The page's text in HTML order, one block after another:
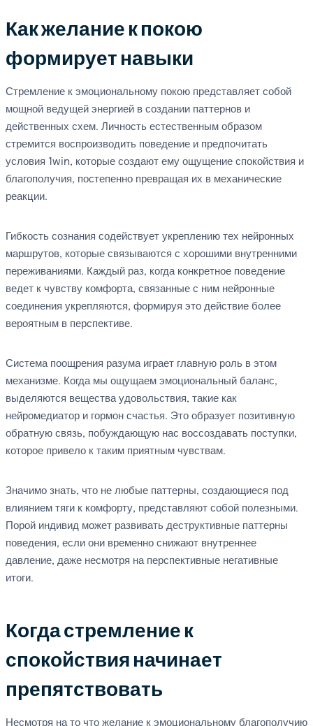
Как желание к покою
формирует навыки
Стремление к эмоциональному покою представляет собой
мощной ведущей энергией в создании паттернов и
действенных схем. Личность естественным образом
стремится воспроизводить поведение и предпочитать
условия 1win, которые создают ему ощущение спокойствия и
благополучия, постепенно превращая их в механические
реакции.
Гибкость сознания содействует укреплению тех нейронных
маршрутов, которые связываются с хорошими внутренними
переживаниями. Каждый раз, когда конкретное поведение
ведет к чувству комфорта, связанные с ним нейронные
соединения укрепляются, формируя это действие более
вероятным в перспективе.
Система поощрения разума играет главную роль в этом
механизме. Когда мы ощущаем эмоциональный баланс,
выделяются вещества удовольствия, такие как
нейромедиатор и гормон счастья. Это образует позитивную
обратную связь, побуждающую нас воссоздавать поступки,
которое привело к таким приятным чувствам.
Значимо знать, что не любые паттерны, создающиеся под
влиянием тяги к комфорту, представляют собой полезными.
Порой индивид может развивать деструктивные паттерны
поведения, если они временно снижают внутреннее
давление, даже несмотря на перспективные негативные
итоги.
Когда стремление к
спокойствия начинает
препятствовать
Несмотря на то что желание к эмоциональному благополучию